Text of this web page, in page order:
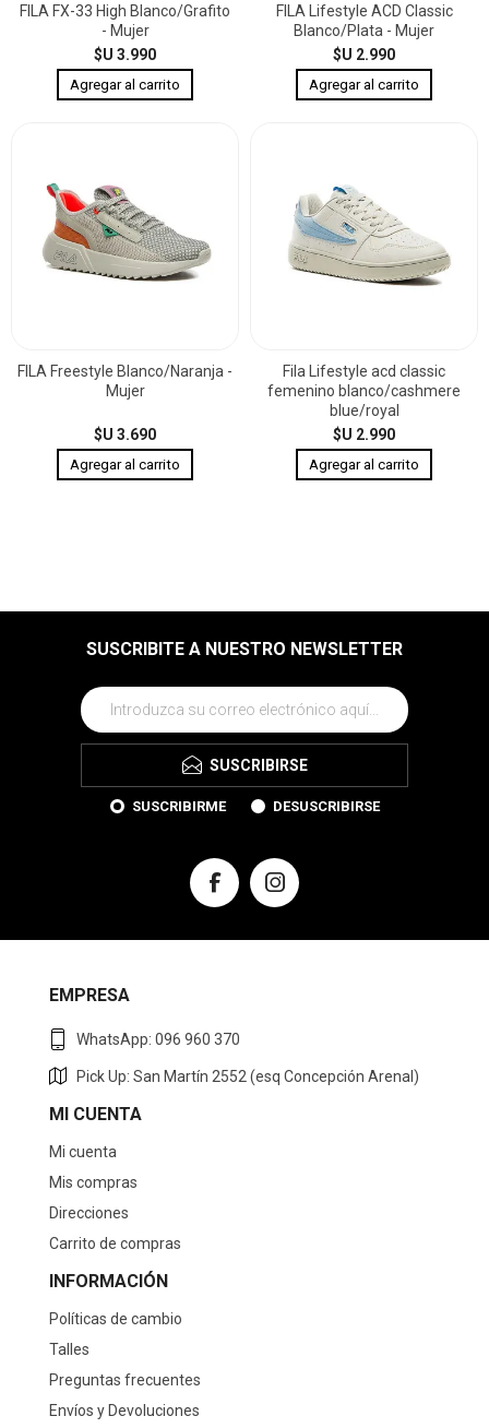
FILA FX-33 High Blanco/Grafito
- Mujer
$U 3.990
FILA Lifestyle ACD Classic
Blanco/Plata - Mujer
$U 2.990
FILA Freestyle Blanco/Naranja -
Mujer
$U 3.690
Fila Lifestyle acd classic
femenino blanco/cashmere
blue/royal
$U 2.990
SUSCRIBITE A NUESTRO NEWSLETTER
SUSCRIBIRSE
SUSCRIBIRME DESUSCRIBIRSE
EMPRESA
WhatsApp: 096 960 370
Pick Up: San Martín 2552 (esq Concepción Arenal)
MI CUENTA
Mi cuenta
Mis compras
Direcciones
Carrito de compras
INFORMACIÓN
Políticas de cambio
Talles
Preguntas frecuentes
Envíos y Devoluciones